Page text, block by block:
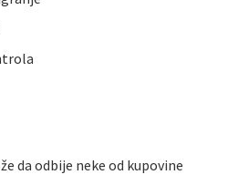
da odbije neke od kupovine